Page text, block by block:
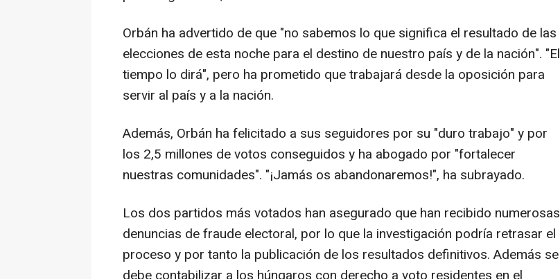
Orbán ha advertido de que "no sabemos lo que significa el resultado de las
elecciones de esta noche para el destino de nuestro país y de la nación". "El
tiempo lo dirá", pero ha prometido que trabajará desde la oposición para
servir al país y a la nación.
Además, Orbán ha felicitado a sus seguidores por su "duro trabajo" y por
los 2,5 millones de votos conseguidos y ha abogado por "fortalecer
nuestras comunidades". "¡Jamás os abandonaremos!", ha subrayado.
Los dos partidos más votados han asegurado que han recibido numerosas
denuncias de fraude electoral, por lo que la investigación podría retrasar el
proceso y por tanto la publicación de los resultados definitivos. Además se